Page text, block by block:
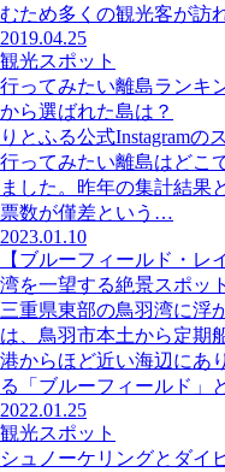
むため多くの観光客が訪
2019.04.25
観光スポット
行ってみたい離島ランキ
から選ばれた島は？
りとふる公式Instagramの
行ってみたい離島はどこ
ました。昨年の集計結果
票数が僅差という…
2023.01.10
【ブルーフィールド・レ
湾を一望する絶景スポット
三重県東部の鳥羽湾に浮
は、鳥羽市本土から定期
港からほど近い海辺にあ
る「ブルーフィールド」
2022.01.25
観光スポット
シュノーケリングとダイ